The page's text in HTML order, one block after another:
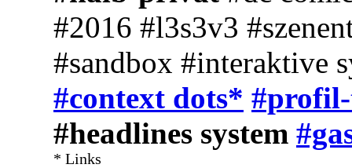
#2016 #l3s3v3
#sandbox #interaktive
#context dots*
#headlines system
* Links